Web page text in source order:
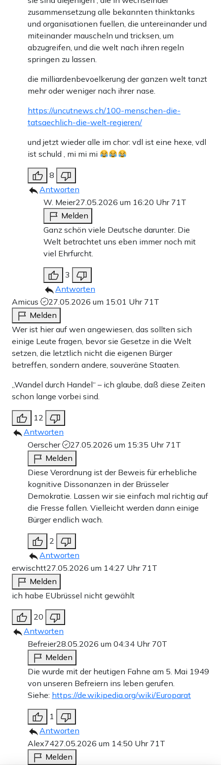
zusammensetzung alle bekannten thinktanks
und organisationen fuellen, die untereinander und
miteinander mauscheln und tricksen, um
abzugreifen, und die welt nach ihren regeln
springen zu lassen.
die milliardenbevoelkerung der ganzen welt tanzt
mehr oder weniger nach ihrer nase.
https://uncutnews.ch/100-menschen-die-
tatsaechlich-die-welt-regieren/
und jetzt wieder alle im chor: vdl ist eine hexe, vdl
ist schuld , mi mi mi
8
Antworten
W. Meier27.05.2026 um 16:20 Uhr 71T
Melden
Ganz schön viele Deutsche darunter. Die
Welt betrachtet uns eben immer noch mit
viel Ehrfurcht.
3
Antworten
Amicus
27.05.2026 um 15:01 Uhr 71T
Melden
Wer ist hier auf wen angewiesen, das sollten sich
einige Leute fragen, bevor sie Gesetze in die Welt
setzen, die letztlich nicht die eigenen Bürger
betreffen, sondern andere, souveräne Staaten.
„Wandel durch Handel“ – ich glaube, daß diese Zeiten
schon lange vorbei sind.
12
Antworten
Oerscher
27.05.2026 um 15:35 Uhr 71T
Melden
Diese Verordnung ist der Beweis für erhebliche
kognitive Dissonanzen in der Brüsseler
Demokratie. Lassen wir sie einfach mal richtig auf
die Fresse fallen. Vielleicht werden dann einige
Bürger endlich wach.
2
Antworten
erwischtt27.05.2026 um 14:27 Uhr 71T
Melden
ich habe EUbrüssel nicht gewählt
20
Antworten
Befreier28.05.2026 um 04:34 Uhr 70T
Melden
Die wurde mit der heutigen Fahne am 5. Mai 1949
von unseren Befreiern ins leben gerufen.
Siehe: https://de.wikipedia.org/wiki/Europarat
1
Antworten
Alex7427.05.2026 um 14:50 Uhr 71T
Melden